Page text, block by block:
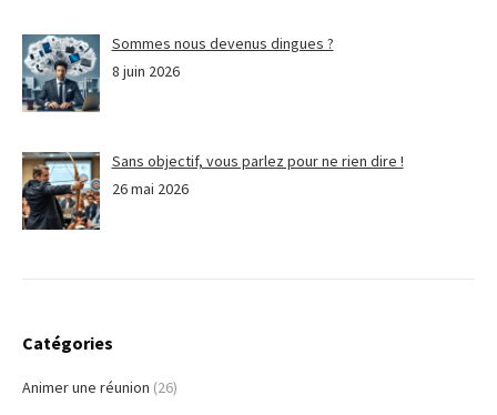
Sommes nous devenus dingues ?
8 juin 2026
Sans objectif, vous parlez pour ne rien dire !
26 mai 2026
Catégories
Animer une réunion (26)